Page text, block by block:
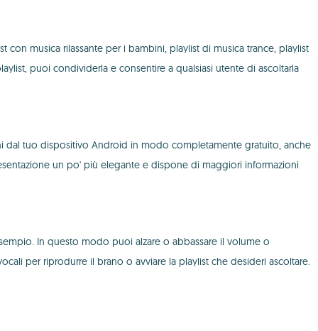
musica rilassante per i bambini, playlist di musica trance, playlist
puoi condividerla e consentire a qualsiasi utente di ascoltarla
dal tuo dispositivo Android in modo completamente gratuito, anche
un po' più elegante e dispone di maggiori informazioni
In questo modo puoi alzare o abbassare il volume o
per riprodurre il brano o avviare la playlist che desideri ascoltare.